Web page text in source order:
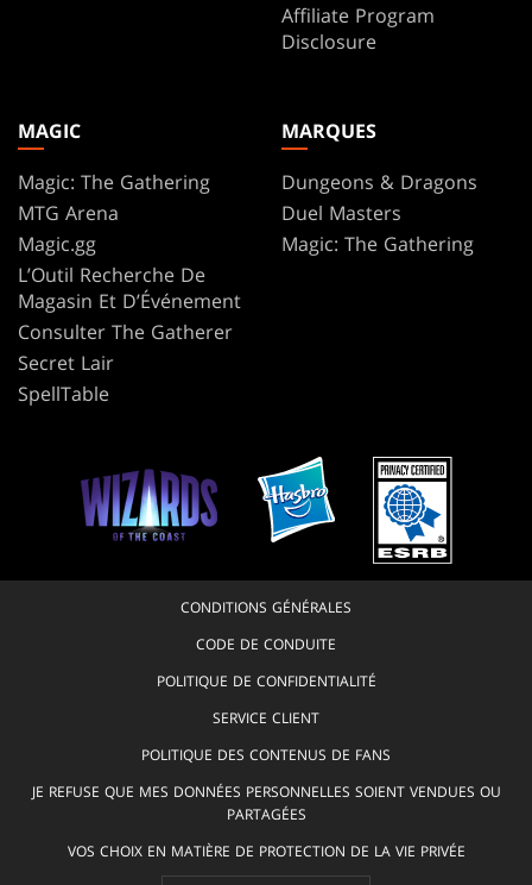
Affiliate Program
Disclosure
MAGIC
Magic: The Gathering
MTG Arena
Magic.gg
L’Outil Recherche De
Magasin Et D’Événement
Consulter The Gatherer
Secret Lair
SpellTable
MARQUES
Dungeons & Dragons
Duel Masters
Magic: The Gathering
CONDITIONS GÉNÉRALES
CODE DE CONDUITE
POLITIQUE DE CONFIDENTIALITÉ
SERVICE CLIENT
POLITIQUE DES CONTENUS DE FANS
JE REFUSE QUE MES DONNÉES PERSONNELLES SOIENT VENDUES OU
PARTAGÉES
VOS CHOIX EN MATIÈRE DE PROTECTION DE LA VIE PRIVÉE